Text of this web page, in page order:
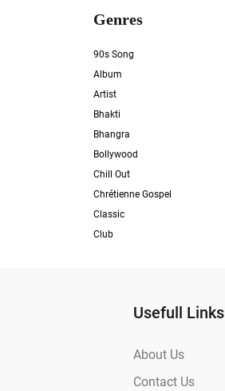
Genres
90s Song
Album
Artist
Bhakti
Bhangra
Bollywood
Chill Out
Chrétienne Gospel
Classic
Club
Usefull Links
About Us
Contact Us